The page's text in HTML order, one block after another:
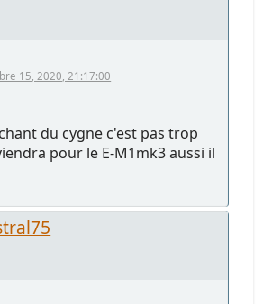
15, 2020, 21:17:00
du cygne c'est pas trop
pour le E-M1mk3 aussi il